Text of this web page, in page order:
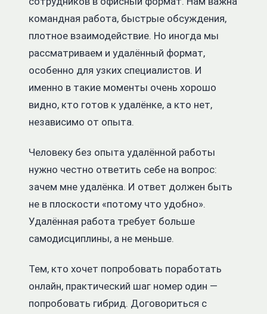
командная работа, быстрые обсуждения,
плотное взаимодействие. Но иногда мы
рассматриваем и удалённый формат,
особенно для узких специалистов. И
именно в такие моменты очень хорошо
видно, кто готов к удалёнке, а кто нет,
независимо от опыта.
Человеку без опыта удалённой работы
нужно честно ответить себе на вопрос:
зачем мне удалёнка. И ответ должен быть
не в плоскости «потому что удобно».
Удалённая работа требует больше
самодисциплины, а не меньше.
Тем, кто хочет попробовать поработать
онлайн, практический шаг номер один —
попробовать гибрид. Договориться с